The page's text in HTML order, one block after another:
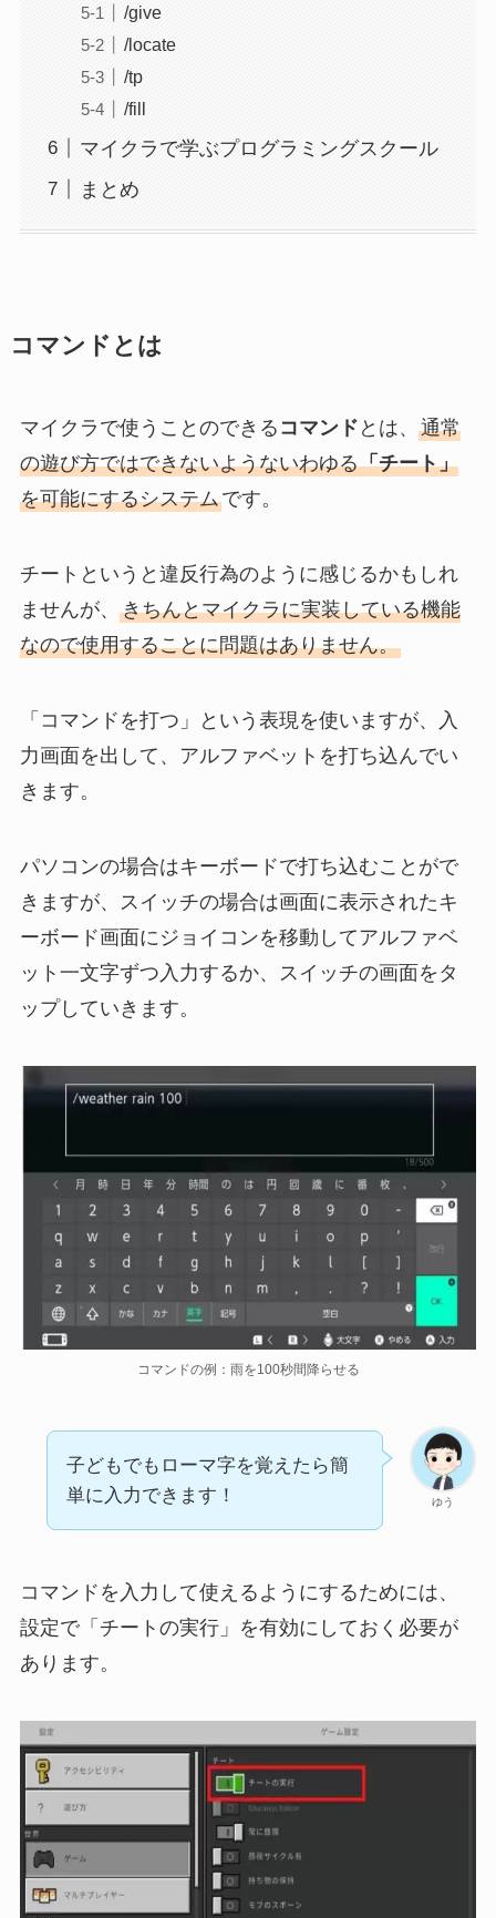
/give
/locate
/tp
/fill
マイクラで学ぶプログラミングスクール
まとめ
コマンドとは
マイクラで使うことのできる コマンド とは、 通常
の遊び方ではできないようないわゆる「チート」
を可能にするシステムです。
チートというと違反行為のように感じるかもしれ
ませんが、 きちんとマイクラに実装している機能
なので使用することに問題はありません。
「コマンドを打つ」という表現を使いますが、入
力画面を出して、アルファベットを打ち込んでい
きます。
パソコンの場合はキーボードで打ち込むことがで
きますが、スイッチの場合は画面に表示されたキ
ーボード画面にジョイコンを移動してアルファベ
ット一文字ずつ入力するか、スイッチの画面をタ
ップしていきます。
コマンドの例：雨を100秒間降らせる
ゆう
子どもでもローマ字を覚えたら簡
単に入力できます！
コマンドを入力して使えるようにするためには、
設定で「チートの実行」を有効にしておく必要が
あります。